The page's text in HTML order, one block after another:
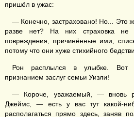
пришёл в ужас:
— Конечно, застраховано! Но... Это
разве нет? На них страховка не
повреждения, причинённые ими,
потому что они хуже стихийного
Рон расплылся в улыбке. Вот
признанием заслуг семьи Уизли!
— Короче, уважаемый, — вновь
Джеймс, — есть у вас тут какой-
располагаться прямо здесь, заняв